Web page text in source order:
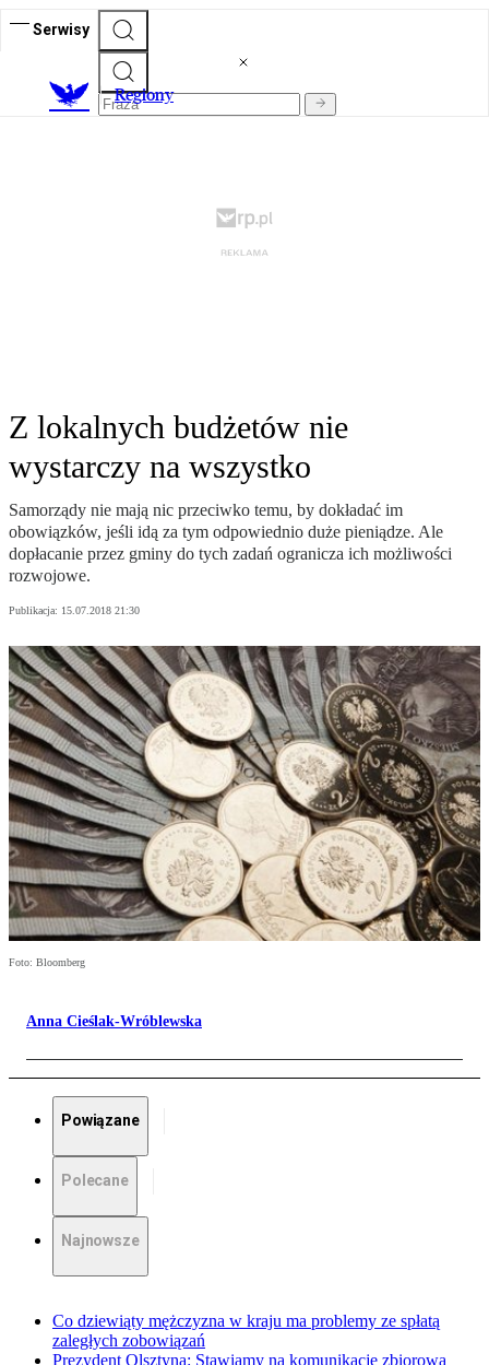
Serwisy
Regiony
Z lokalnych budżetów nie
wystarczy na wszystko
Samorządy nie mają nic przeciwko temu, by dokładać im
obowiązków, jeśli idą za tym odpowiednio duże pieniądze. Ale
dopłacanie przez gminy do tych zadań ogranicza ich możliwości
rozwojowe.
Publikacja: 15.07.2018 21:30
Foto: Bloomberg
Anna Cieślak-Wróblewska
Powiązane
Polecane
Najnowsze
Co dziewiąty mężczyzna w kraju ma problemy ze spłatą
zaległych zobowiązań
Prezydent Olsztyna: Stawiamy na komunikację zbiorową